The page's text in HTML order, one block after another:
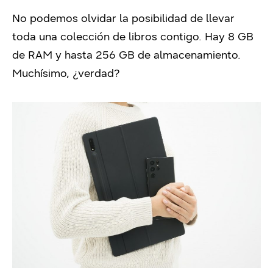
No podemos olvidar la posibilidad de llevar
toda una colección de libros contigo. Hay 8 GB
de RAM y hasta 256 GB de almacenamiento.
Muchísimo, ¿verdad?